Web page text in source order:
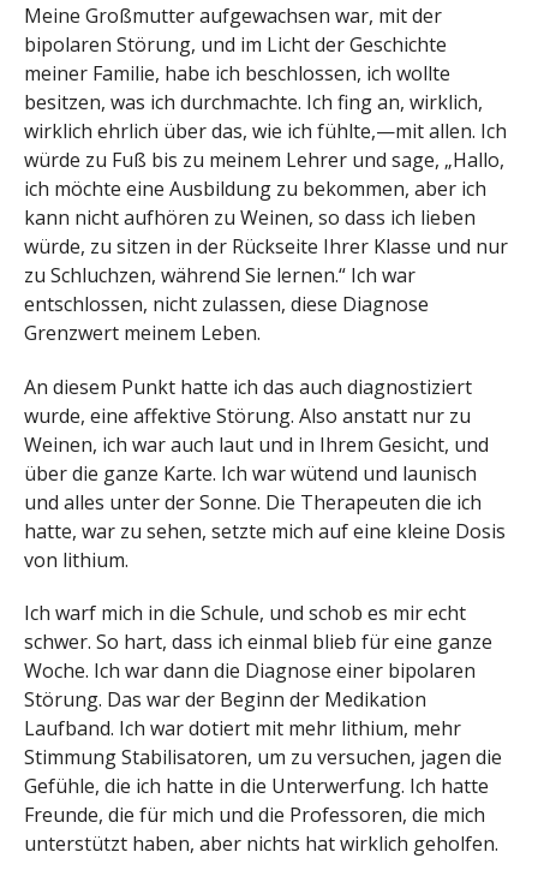
Meine Großmutter aufgewachsen war, mit der
bipolaren Störung, und im Licht der Geschichte
meiner Familie, habe ich beschlossen, ich wollte
besitzen, was ich durchmachte. Ich fing an, wirklich,
wirklich ehrlich über das, wie ich fühlte,—mit allen. Ich
würde zu Fuß bis zu meinem Lehrer und sage, „Hallo,
ich möchte eine Ausbildung zu bekommen, aber ich
kann nicht aufhören zu Weinen, so dass ich lieben
würde, zu sitzen in der Rückseite Ihrer Klasse und nur
zu Schluchzen, während Sie lernen.“ Ich war
entschlossen, nicht zulassen, diese Diagnose
Grenzwert meinem Leben.
An diesem Punkt hatte ich das auch diagnostiziert
wurde, eine affektive Störung. Also anstatt nur zu
Weinen, ich war auch laut und in Ihrem Gesicht, und
über die ganze Karte. Ich war wütend und launisch
und alles unter der Sonne. Die Therapeuten die ich
hatte, war zu sehen, setzte mich auf eine kleine Dosis
von lithium.
Ich warf mich in die Schule, und schob es mir echt
schwer. So hart, dass ich einmal blieb für eine ganze
Woche. Ich war dann die Diagnose einer bipolaren
Störung. Das war der Beginn der Medikation
Laufband. Ich war dotiert mit mehr lithium, mehr
Stimmung Stabilisatoren, um zu versuchen, jagen die
Gefühle, die ich hatte in die Unterwerfung. Ich hatte
Freunde, die für mich und die Professoren, die mich
unterstützt haben, aber nichts hat wirklich geholfen.